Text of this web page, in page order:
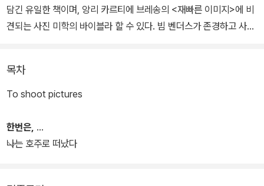
담긴 유일한 책이며, 앙리 카르티에 브레송의 <재빠른 이미지>에 비
견되는 사진 미학의 바이블라 할 수 있다. 빔 벤더스가 존경하고 사랑
빔 벤더스의 사진 속 장소와 사물들은 특별한 빛을 내뿜는다. 그는 ‘장
메라에 담았기에, 마침내 우리는 사진 속 ‘장소와 사물의 진심어린 이
야기’를 볼 수 있다. 이 책에 실린 사진은 오직 빔 벤더스만이 포착할
목차
To shoot pictures
한번은,
나는 호주로 떠났다